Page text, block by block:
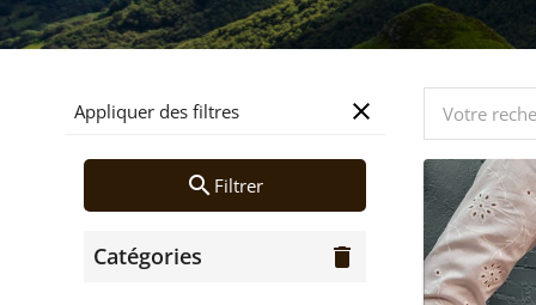
Appliquer des filtres close
search Filtrer
Catégories delete